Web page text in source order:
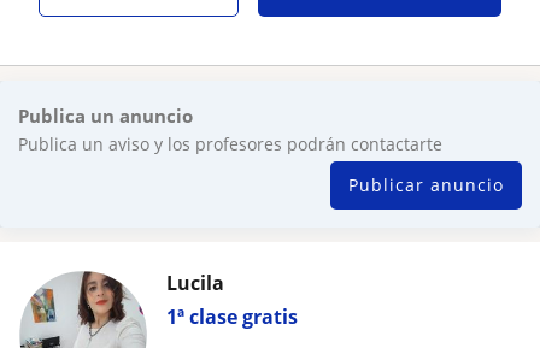
Publica un anuncio
Publica un aviso y los profesores podrán contactarte
Publicar anuncio
1ª clase gratis
Lucila